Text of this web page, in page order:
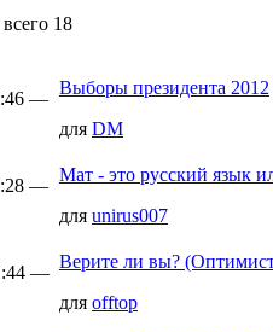
18
—
Выборы президента 2012
для DM
—
Мат - это русский язык
для unirus007
—
Верите ли вы?
для offtop